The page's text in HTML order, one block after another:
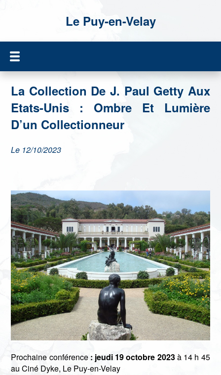
Le Puy-en-Velay
La Collection De J. Paul Getty Aux
Etats-Unis : Ombre Et Lumière
D’un Collectionneur
Le 12/10/2023
Prochaine conférence : jeudi 19 octobre 2023à 14 h 45
au Ciné Dyke, Le Puy-en-Velay